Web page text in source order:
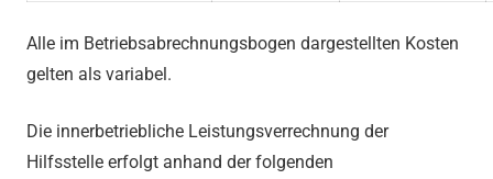
Alle im Betriebsabrechnungsbogen dargestellten Kosten
gelten als variabel.
Die innerbetriebliche Leistungsverrechnung der
Hilfsstelle erfolgt anhand der folgenden